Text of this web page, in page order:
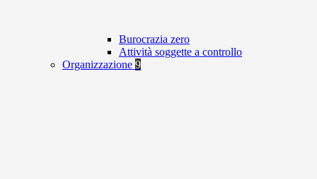
Burocrazia zero
Attività soggette a controllo
Organizzazione 9